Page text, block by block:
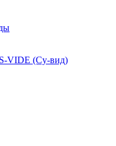
VIDE (Су-вид)